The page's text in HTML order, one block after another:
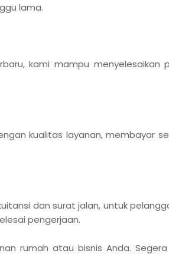
lama.
kami mampu menyelesaikan
kualitas layanan, membayar
dan surat jalan, untuk
pengerjaan.
rumah atau bisnis Anda.